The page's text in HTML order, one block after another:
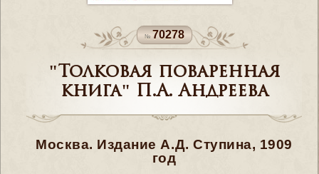
70278
"Толковая поваренная
книга" П.А. Андреева
Москва. Издание А.Д. Ступина, 1909
год